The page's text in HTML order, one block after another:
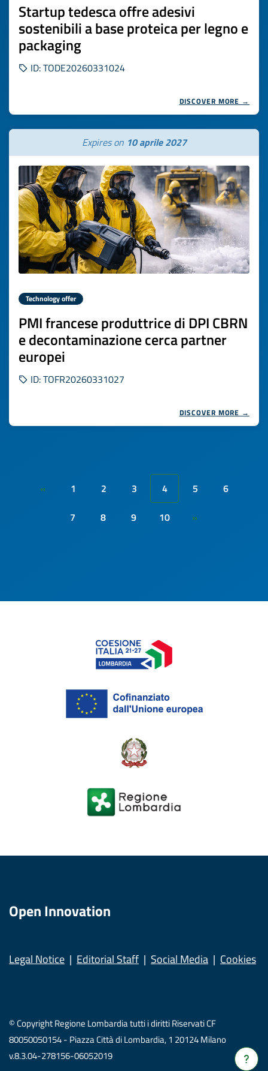
Verrà
Startup tedesca offre adesivi
sostenibili a base proteica per legno e
packaging
ID: TODE20260331024
DISCOVER MORE →
Expires on 10 aprile 2027
Technology offer
PMI francese produttrice di DPI CBRN
e decontaminazione cerca partner
europei
ID: TOFR20260331027
DISCOVER MORE →
« 1 2 3 4 5
6
7
8 9 10 »
Open Innovation
Legal Notice Editorial Staff Social Media Cookies
© Copyright Regione Lombardia tutti i diritti Riservati CF
80050050154 - Piazza Città di Lombardia, 1 20124 Milano
v.8.3.04-278156-06052019